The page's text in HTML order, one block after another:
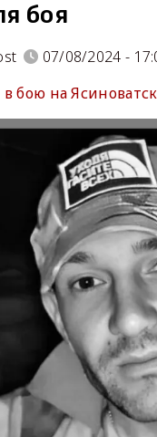
боя
07/08/2024 -
бою на